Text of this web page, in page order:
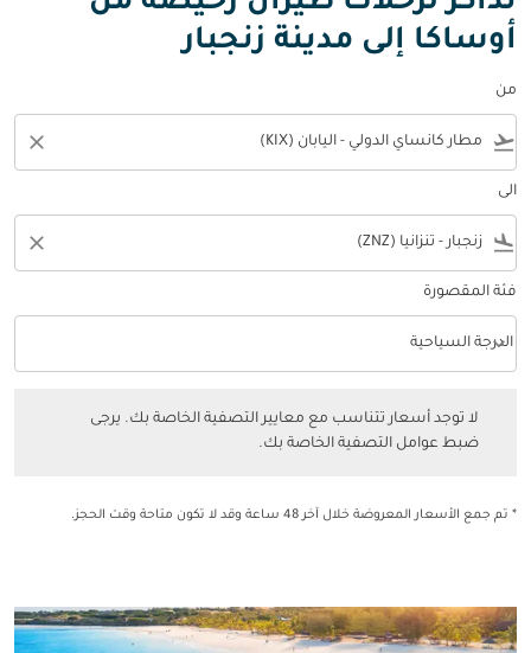
أوساكا إلى مدينة زنجبار
من
flight_takeoff
close
الى
flight_land
close
فئة المقصورة
فئة المقصورة option الدرجة السياحية Selected
الدرجة السياحية
keyboard_arrow_down
لا توجد أسعار تتناسب مع معايير التصفية الخاصة بك. يرجى
ضبط عوامل التصفية الخاصة بك.
* تم جمع الأسعار المعروضة خلال آخر 48 ساعة وقد لا تكون متاحة وقت الحجز.